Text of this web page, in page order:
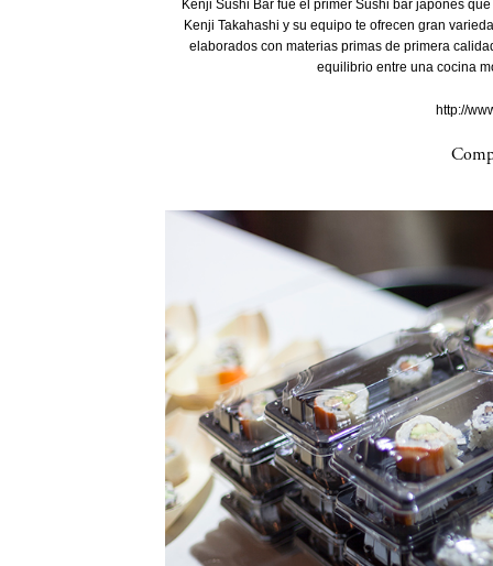
Kenji Sushi Bar fue el primer Sushi bar japonés
Kenji Takahashi y su equipo te ofrecen gran
elaborados con materias primas de primera
equilibrio entre una cocina
http://